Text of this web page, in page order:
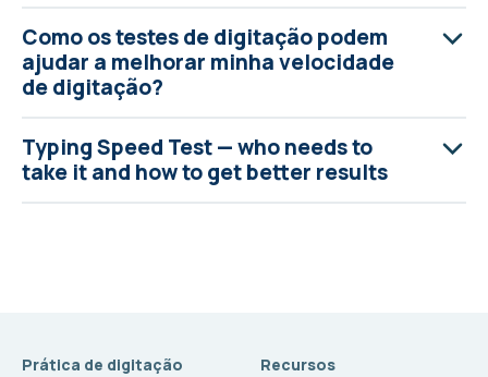
Como os testes de digitação podem
ajudar a melhorar minha velocidade
de digitação?
Typing Speed Test — who needs to
take it and how to get better results
Prática de digitação
Recursos